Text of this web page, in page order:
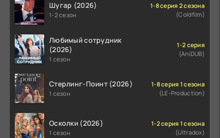
Шугар (2026)
1-2 сезон
1-8 серия 2 сезона
(Coldfilm)
Любимый сотрудник
(2026)
1 сезон
1-2 серия
(AniDUB)
Стерлинг-Поинт (2026)
1 сезон
1-8 серия 1 сезона
(LE-Production)
Осколки (2026)
1 сезон
1-2 серия 1 сезона
(Ultradox)